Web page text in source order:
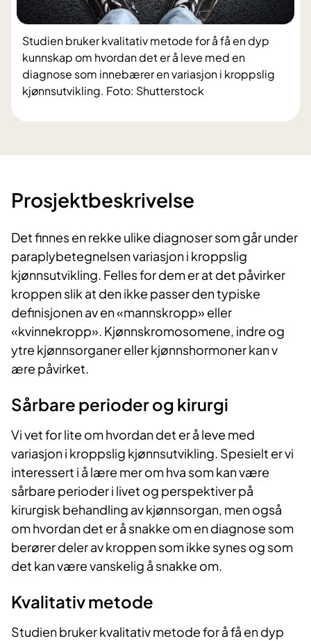
Studien bruker kvalitativ metode for å få en dyp
kunnskap om hvordan det er å leve med en
diagnose som innebærer en variasjon i kroppslig
kjønnsutvikling. Foto: Shutterstock
​Prosjektbeskrivelse
Det finnes en rekke ulike diagnoser som går under
paraplybetegnelsen variasjon i kroppslig
kjønnsutvikling. Felles for dem er at det påvirker
kroppen slik at den ikke passer den typisk​e
definisjonen av en «mannskropp» eller
«kvinnekropp». Kjønnskromosomene, indre og
ytre kjønnsorganer eller kjønnshormoner kan v​
ære påvirket.
Sårbare perioder og kirurgi
Vi vet for lite om hvordan det er å leve med
variasjon i kroppslig kjønnsutvikling. Spesielt er vi
interessert i å lære mer om hva som kan være
sårbare perioder i livet og perspektiver på
kirurgisk behandling av kjønnsorgan, men også
om hvordan det er å snakke om en diagnose som
berører deler av kroppen som ikke synes og som
det kan være vanskelig å snakke om.
Kvalitativ metode
Studien bruker kvalitativ metode for å få en dyp